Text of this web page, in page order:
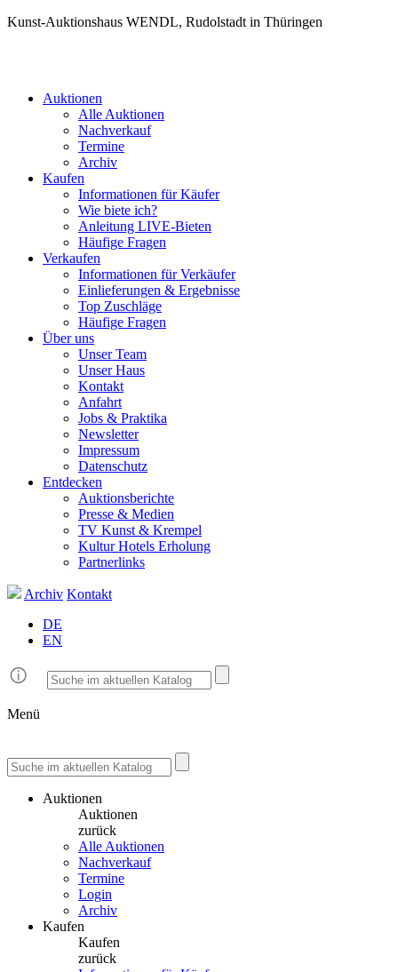
Kunst-Auktionshaus WENDL, Rudolstadt in Thüringen
Auktionen
Alle Auktionen
Nachverkauf
Termine
Archiv
Kaufen
Informationen für Käufer
Wie biete ich?
Anleitung LIVE-Bieten
Häufige Fragen
Verkaufen
Informationen für Verkäufer
Einlieferungen & Ergebnisse
Top Zuschläge
Häufige Fragen
Über uns
Unser Team
Unser Haus
Kontakt
Anfahrt
Jobs & Praktika
Newsletter
Impressum
Datenschutz
Entdecken
Auktionsberichte
Presse & Medien
TV Kunst & Krempel
Kultur Hotels Erholung
Partnerlinks
Archiv Kontakt
DE
EN
Menü
Auktionen
Auktionen
zurück
Alle Auktionen
Nachverkauf
Termine
Login
Archiv
Kaufen
Kaufen
zurück